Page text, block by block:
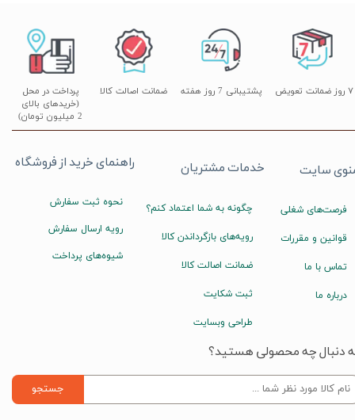
پشتیبانی 7 روز هفته
پرداخت در محل
(خریدهای بالای
2 میلیون تومان)
۷ روز ضمانت تعویض ضمانت اصالت کالا
راهنمای خرید از فروشگاه
نحوه ثبت سفارش
رویه ارسال سفارش
شیوه‌های پرداخت
خدمات مشتریان
چگونه به شما اعتماد کنم؟
رویه‌های بازگرداندن کالا
ضمانت اصالت کالا
ثبت شکایت
طراحی وبسایت
سایت
فرصت‌های شغلی
قوانین و مقررات
تماس با ما
درباره ما
دنبال چه محصولی هستید؟
جستجو